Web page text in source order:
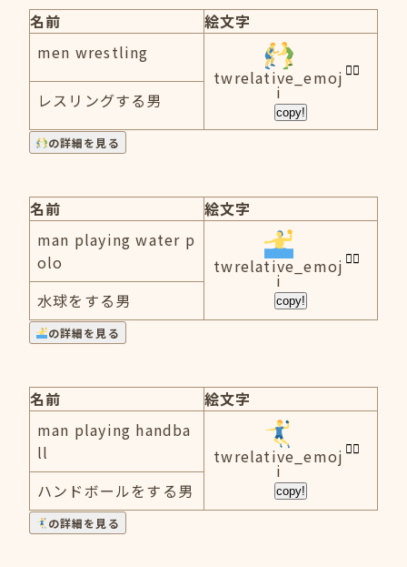
名前
絵文字
men wrestling
twrelative_emoj
i
copy!
レスリングする男
の詳細を見る
名前
絵文字
man playing water p
olo
twrelative_emoj
i
copy!
水球をする男
の詳細を見る
名前
絵文字
man playing handba
ll
twrelative_emoj
i
copy!
ハンドボールをする男
の詳細を見る